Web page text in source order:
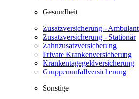
Gesundheit
Zusatzversicherung - Ambulant
Zusatzversicherung - Stationär
Zahnzusatzversicherung
Private Krankenversicherung
Krankentagegeldversicherung
Gruppenunfallversicherung
Sonstige